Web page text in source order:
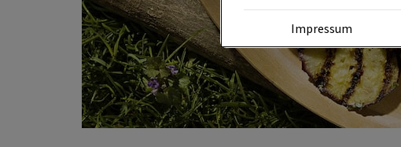
Impressum